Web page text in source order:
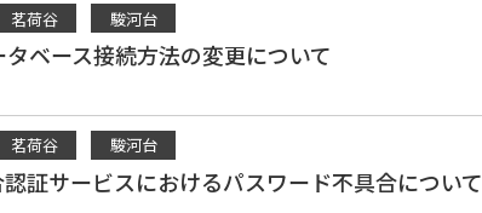
茗荷谷 駿河台
タベース接続方法の変更について
茗荷谷 駿河台
証サービスにおけるパスワード不具合について